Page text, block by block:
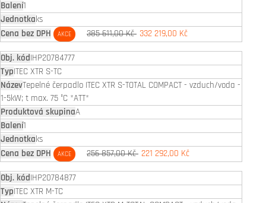
1
ks
AKCE 385 611,00 Kč 332 219,00 Kč
IHP20784777
ITEC XTR S-TC
Tepelné čerpadlo ITEC XTR S-TOTAL COMPACT - vzduch/voda -
1-5kW; t max. 75 °C *ATT*
A
1
ks
AKCE 256 857,00 Kč 221 292,00 Kč
IHP20784877
ITEC XTR M-TC